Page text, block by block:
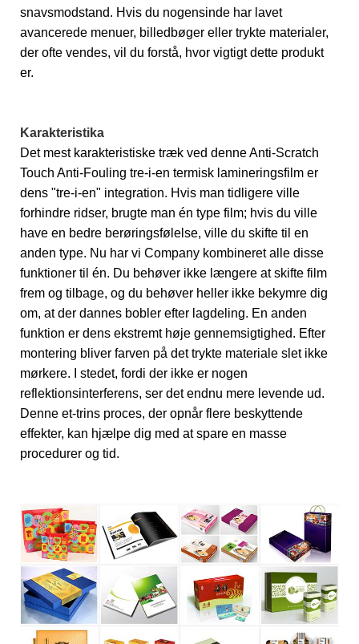
snavsmodstand. Hvis du nogensinde har lavet
avancerede menuer, billedbøger eller trykte materialer,
der ofte vendes, vil du forstå, hvor vigtigt dette produkt
er.
Karakteristika
Det mest karakteristiske træk ved denne Anti-Scratch
Touch Anti-Fouling tre-i-en termisk lamineringsfilm er
dens "tre-i-en" integration. Hvis man tidligere ville
forhindre ridser, brugte man én type film; hvis du ville
have en bedre berøringsfølelse, ville du skifte til en
anden type. Nu har vi Company kombineret alle disse
funktioner til én. Du behøver ikke længere at skifte film
frem og tilbage, og du behøver heller ikke bekymre dig
om, at der dannes bobler efter lagdeling. En anden
funktion er dens ekstremt høje gennemsigtighed. Efter
montering bliver farven på det trykte materiale slet ikke
mørkere. I stedet, fordi der ikke er nogen
reflektionsinterferens, ser det endnu mere levende ud.
Denne et-trins proces, der opnår flere beskyttende
effekter, kan hjælpe dig med at spare en masse
procedurer og tid.